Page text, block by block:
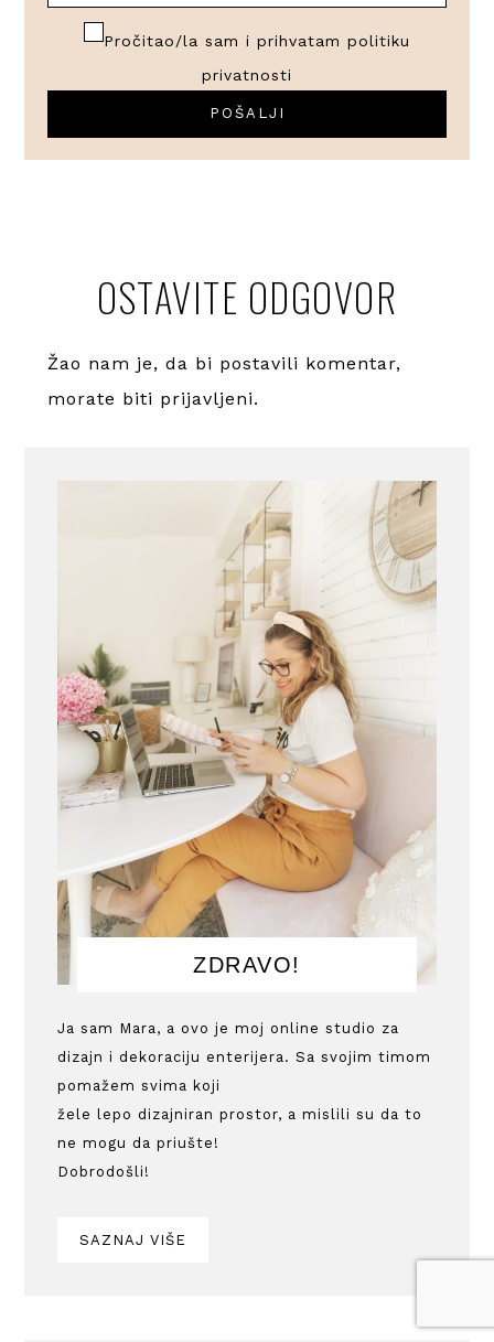
Pročitao/la sam i prihvatam politiku
privatnosti
OSTAVITE ODGOVOR
Žao nam je, da bi postavili komentar,
morate biti prijavljeni.
ZDRAVO!
Ja sam Mara, a ovo je moj online studio za
dizajn i dekoraciju enterijera. Sa svojim timom
pomažem svima koji
žele lepo dizajniran prostor, a mislili su da to
ne mogu da priušte!
Dobrodošli!
SAZNAJ VIŠE